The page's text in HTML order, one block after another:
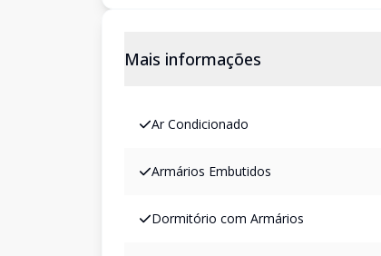
Mais informações
Ar Condicionado
Armários Embutidos
Dormitório com Armários